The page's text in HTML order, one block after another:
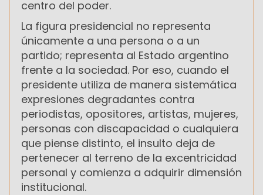
centro del poder.
La figura presidencial no representa
únicamente a una persona o a un
partido; representa al Estado argentino
frente a la sociedad. Por eso, cuando el
presidente utiliza de manera sistemática
expresiones degradantes contra
periodistas, opositores, artistas, mujeres,
personas con discapacidad o cualquiera
que piense distinto, el insulto deja de
pertenecer al terreno de la excentricidad
personal y comienza a adquirir dimensión
institucional.